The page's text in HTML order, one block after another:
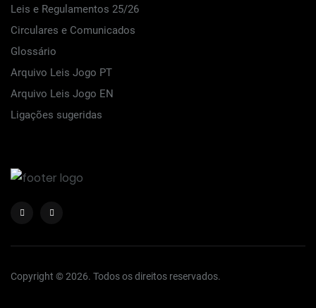
Leis e Regulamentos 25/26
Circulares e Comunicados
Glossário
Arquivo Leis Jogo PT
Arquivo Leis Jogo EN
Ligações sugeridas
Copyright © 2026. Todos os direitos reservados.